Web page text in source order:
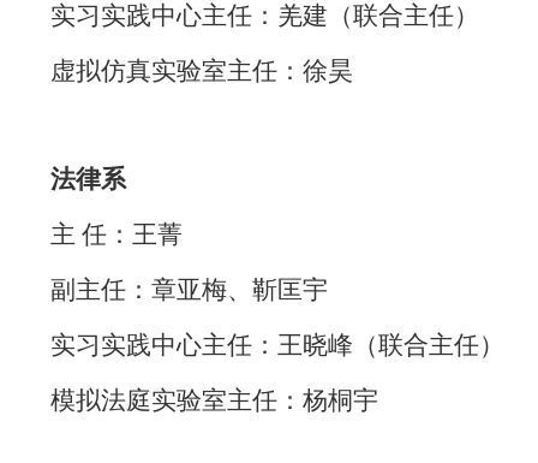
实习实践中心主任：羌建（联合主任）
虚拟仿真实验室主任：徐昊
法律系
主 任：王菁
副主任： 章亚梅、靳匡宇
实习实践中心主任：王晓峰（联合主任）
模拟法庭实验室主任：杨桐宇